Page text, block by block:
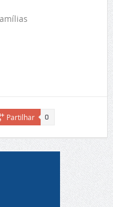
Partilhar 0